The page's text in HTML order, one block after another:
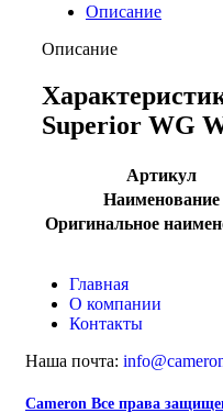
Описание
Описание
Superior WG
Артикул
Наименование
Оригинальное
Главная
О компании
Контакты
Наша почта:
Cameron Все права